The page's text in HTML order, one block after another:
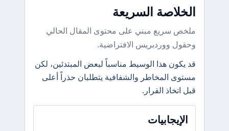
السريعة
مبني على محتوى المقال الحالي
الافتراضية.
هذا الوسيط مناسباً لبعض المبتدئين، لكن
والشفافية يتطلبان حذراً أعلى